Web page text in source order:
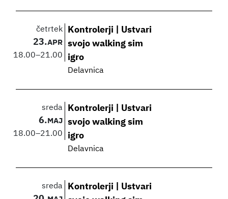
četrtek
23.APR
18.00–21.00
Kontrolerji | Ustvari
svojo walking sim
igro
Delavnica
sreda
6. MAJ
18.00–21.00
Kontrolerji | Ustvari
svojo walking sim
igro
Delavnica
sreda
Kontrolerji | Ustvari